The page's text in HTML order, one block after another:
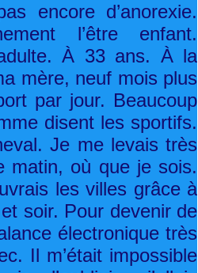
encore d’anorexie.
l’être enfant.
À 33 ans. À la
mère, neuf mois plus
par jour. Beaucoup
disent les sportifs.
Je me levais très
matin, où que je sois.
les villes grâce à
soir. Pour devenir de
électronique très
Il m’était impossible